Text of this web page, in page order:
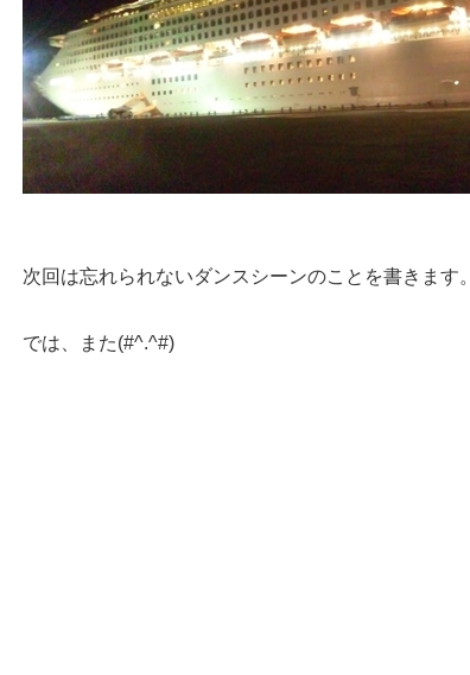
次回は忘れられないダンスシーンのことを書きます。
では、また(#^.^#)